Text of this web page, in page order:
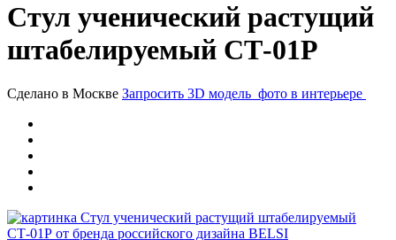
Стул ученический растущий
штабелируемый СТ-01Р
Сделано в Москве Запросить 3D модель фото в интерьере